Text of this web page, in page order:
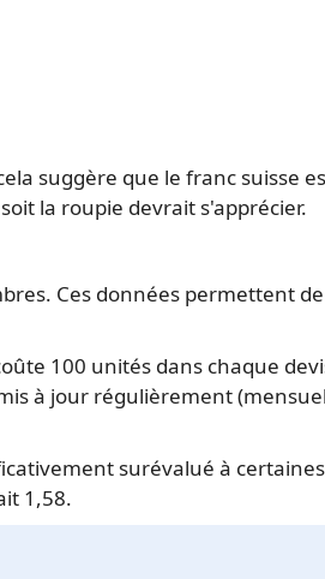
suggère que le franc suisse
la roupie devrait s'apprécier.
Ces données permettent
100 unités dans chaque
à jour régulièrement
surévalué à
1,58.